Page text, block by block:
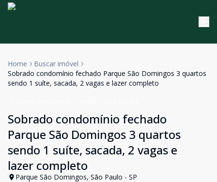
Home
Buscar imóvel
Sobrado condomínio fechado Parque São Domingos 3 quartos
sendo 1 suíte, sacada, 2 vagas e lazer completo
Sobrado condomínio fechado
Parque São Domingos 3 quartos
sendo 1 suíte, sacada, 2 vagas e
lazer completo
Parque São Domingos, São Paulo - SP